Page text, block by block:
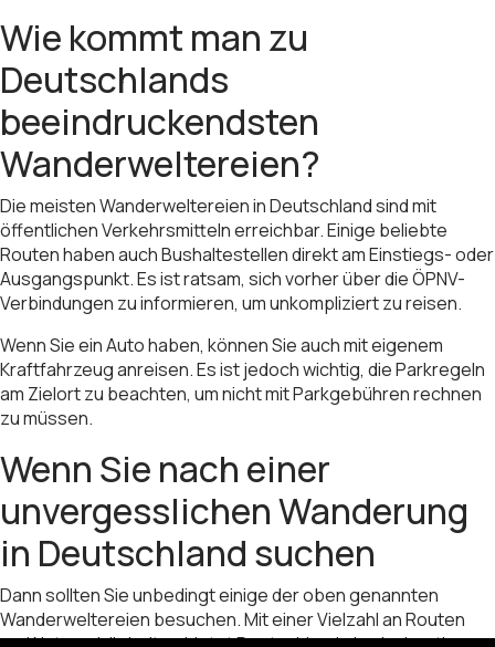
Wie kommt man zu
Deutschlands
beeindruckendsten
Wanderweltereien?
Die meisten Wanderweltereien in Deutschland sind mit
öffentlichen Verkehrsmitteln erreichbar. Einige beliebte
Routen haben auch Bushaltestellen direkt am Einstiegs- oder
Ausgangspunkt. Es ist ratsam, sich vorher über die ÖPNV-
Verbindungen zu informieren, um unkompliziert zu reisen.
Wenn Sie ein Auto haben, können Sie auch mit eigenem
Kraftfahrzeug anreisen. Es ist jedoch wichtig, die Parkregeln
am Zielort zu beachten, um nicht mit Parkgebühren rechnen
zu müssen.
Wenn Sie nach einer
unvergesslichen Wanderung
in Deutschland suchen
Dann sollten Sie unbedingt einige der oben genannten
Wanderweltereien besuchen. Mit einer Vielzahl an Routen